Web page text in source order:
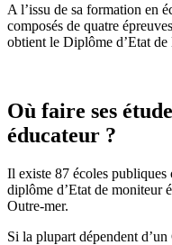
A l’issu de sa formation en
composés de quatre
obtient le Diplôme d’Etat
Où faire ses
éducateur ?
Il existe 87 écoles publiques
diplôme d’Etat de moniteur
Outre-mer.
Si la plupart dépendent